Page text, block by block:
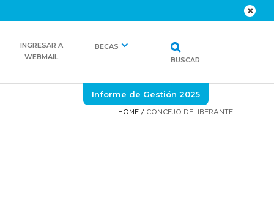
INGRESAR A
WEBMAIL
BECAS
BUSCAR
Informe de Gestión 2025
HOME/ CONCEJO DELIBERANTE